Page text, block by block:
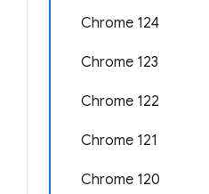
Chrome 124
Chrome 123
Chrome 122
Chrome 121
Chrome 120